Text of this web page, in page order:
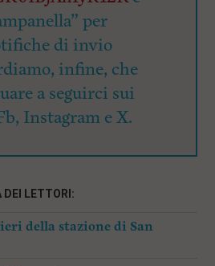
per
di invio
infine, che
a seguirci sui
Instagram e X.
DEI LETTORI:
della stazione di San